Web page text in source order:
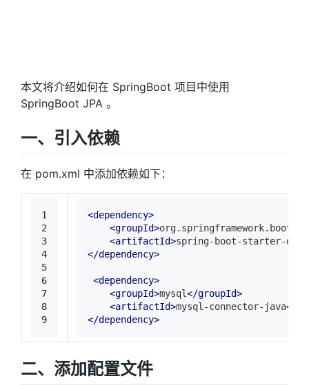
本文将介绍如何在 SpringBoot 项目中使用
SpringBoot JPA 。
一、引入依赖
在 pom.xml 中添加依赖如下：
1
2
3
4
5
6
7
8
9
<dependency>
<groupId>org.springframework.boot
<artifactId>spring-boot-starter-
</dependency>
<dependency>
<groupId>mysql</groupId>
<artifactId>mysql-connector-java</
</dependency>
二、添加配置文件